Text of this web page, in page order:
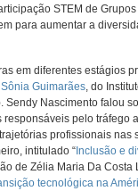
STEM de
para aumentar a
em diferentes estágios
Sônia Guimarães, do
Sendy Nascimento falou
pelo tráfego
profissionais nas
intitulado “ Inclusão e
de Zélia Maria Da
tecnológica na